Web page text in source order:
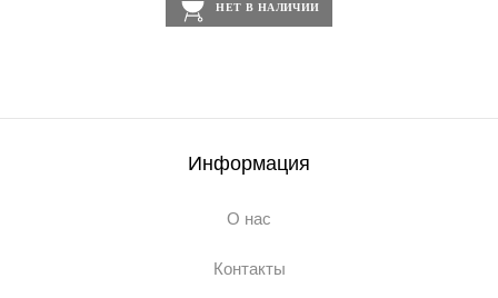
НЕТ В НАЛИЧИИ
Информация
О нас
Контакты